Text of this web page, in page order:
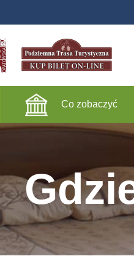
Co zobaczyć